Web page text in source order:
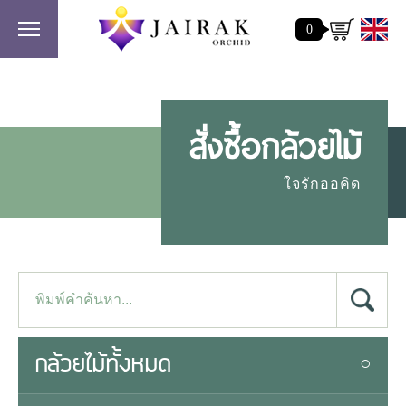
0
สั่งซื้อกล้วยไม้
ใจรักออคิด
กล้วยไม้ทั้งหมด